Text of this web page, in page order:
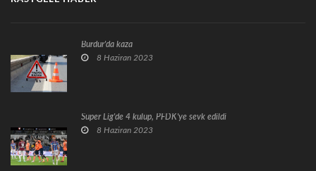
Burdur'da kaza
8 Haziran 2023
Süper Lig'de 4 kulüp, PFDK'ye sevk edildi
8 Haziran 2023